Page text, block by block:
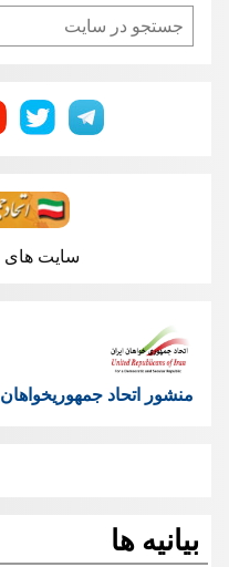
Search
سایت های
منشور اتحاد جمهوریخواهان
بیانیه ها